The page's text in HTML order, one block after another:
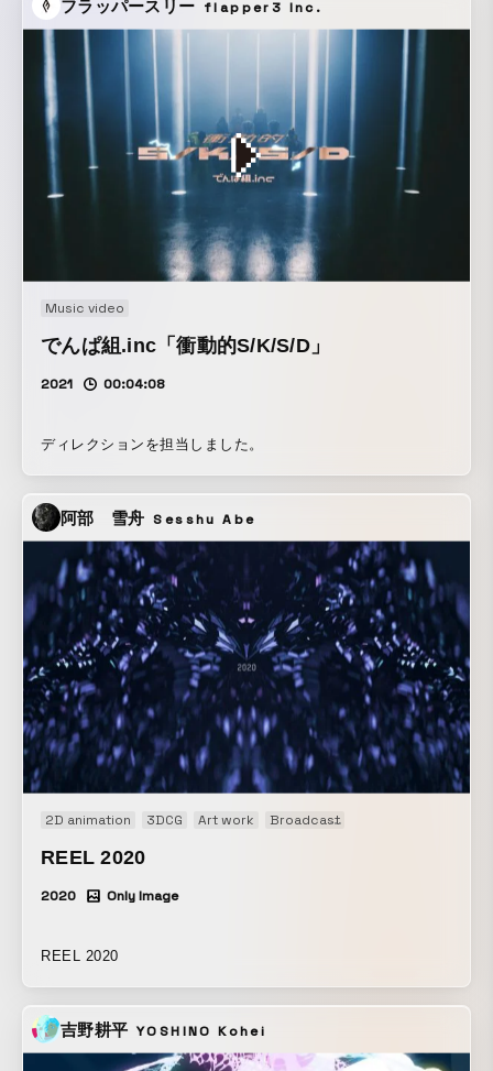
フラッパースリー flapper3 Inc.
Music video
でんぱ組.inc「衝動的S/K/S/D」
2021 00:04:08
ディレクションを担当しました。
阿部 雪舟 Sesshu Abe
2D animation 3DCG Art work Broadcast
REEL 2020
2020 Only Image
REEL 2020
吉野耕平 YOSHINO Kohei